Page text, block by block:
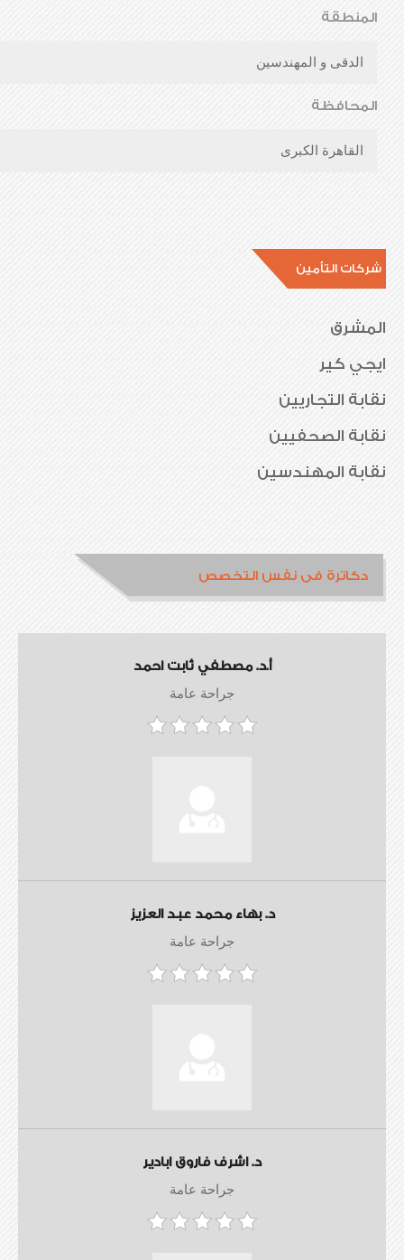
المنطقة
الدقى و المهندسين
المحافظة
القاهرة الكبرى
شركات التأمين
المشرق
ايجي كير
نقابة التجاريين
نقابة الصحفيين
نقابة المهندسين
دكاترة فى نفس التخصص
أ.د. مصطفي ثابت احمد
جراحة عامة
د. بهاء محمد عبد العزيز
جراحة عامة
د. اشرف فاروق ابادير
جراحة عامة